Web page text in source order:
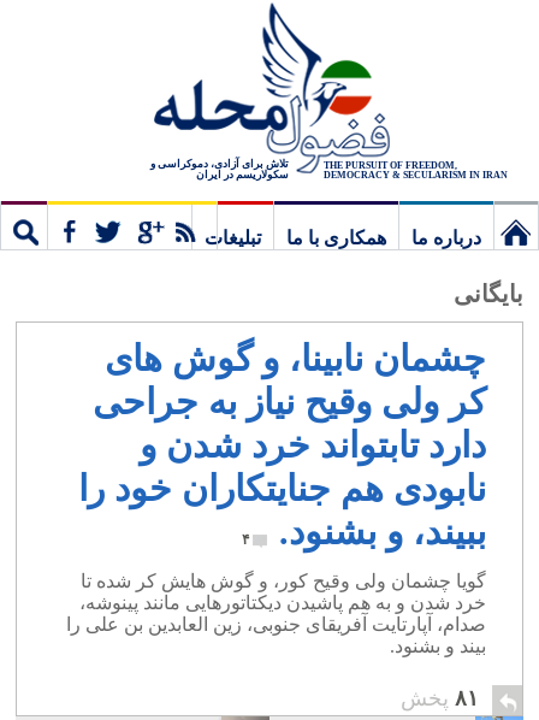
THE PURSUIT OF FREEDOM,
DEMOCRACY & SECULARISM IN IRAN
تلاش برای آزادی، دموکراسی و
سکولاریسم در ایران
درباره ما همکاری با ما
تبلیغات
بایگانی
چشمان نابینا، و گوش های
کر ولی وقیح نیاز به جراحی
دارد تابتواند خرد شدن و
نابودی هم جنایتکاران خود را
ببیند، و بشنود.
۴
گویا چشمان ولی وقیح کور، و گوش هایش کر شده تا
خرد شدن و به هم پاشیدن دیکتاتورهایی مانند پینوشه،
صدام، آپارتایت آفریقای جنوبی، زین العابدین بن علی را
بیند و بشنود.
۸۱ پخش